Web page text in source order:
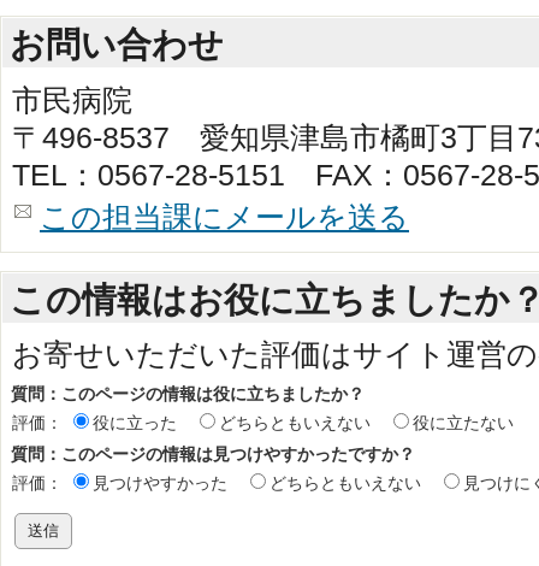
お問い合わせ
市民病院
〒496-8537 愛知県津島市橘町3丁目
TEL：0567-28-5151 FAX：0567-28-
この担当課にメールを送る
この情報はお役に立ちましたか
お寄せいただいた評価はサイト運営
質問：このページの情報は役に立ちましたか？
評価：
役に立った どちらともいえない
役に立たない
質問：このページの情報は見つけやすかったですか？
評価：
見つけやすかった どちらともいえない 見つけに